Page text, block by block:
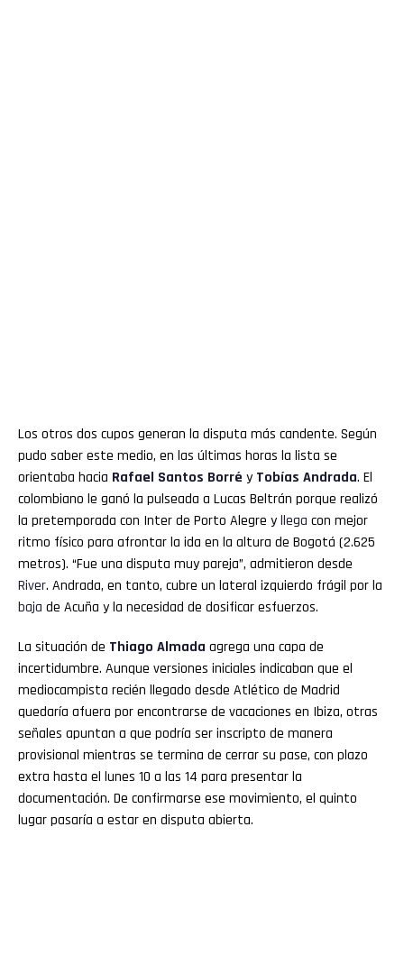
Los otros dos cupos generan la disputa más candente. Según
pudo saber este medio, en las últimas horas la lista se
orientaba hacia Rafael Santos Borré y Tobías Andrada. El
colombiano le ganó la pulseada a Lucas Beltrán porque realizó
la pretemporada con Inter de Porto Alegre yllega con mejor
ritmo físico para afrontar la ida en la altura de Bogotá (2.625
metros). “Fue una disputa muy pareja”, admitieron desde
River. Andrada, en tanto, cubre un lateral izquierdo frágil por la
baja de Acuña y la necesidad de dosificar esfuerzos.
La situación de Thiago Almada agrega una capa de
incertidumbre. Aunque versiones iniciales indicaban que el
mediocampista recién llegado desde Atlético de Madrid
quedaría afuera por encontrarse de vacaciones en Ibiza, otras
señales apuntan a que podría ser inscripto de manera
provisional mientras se termina de cerrar su pase, con plazo
extra hasta el lunes 10 a las 14 para presentar la
documentación. De confirmarse ese movimiento, el quinto
lugar pasaría a estar en disputa abierta.